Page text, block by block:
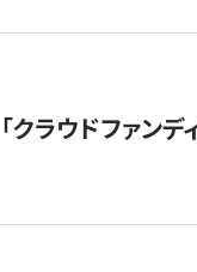
「クラウドファン